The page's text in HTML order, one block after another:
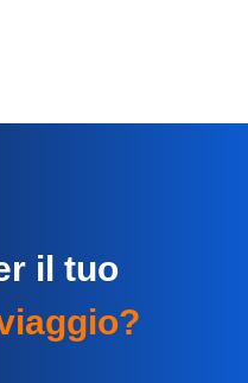
il tuo